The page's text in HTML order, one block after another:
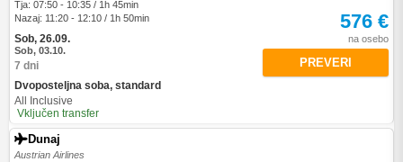
Tja: 07:50 - 10:35 / 1h 45min
Nazaj: 11:20 - 12:10 / 1h 50min
Sob, 26.09.
Sob, 03.10.
7 dni
Dvoposteljna soba, standard
All Inclusive
Vključen transfer
576 €
na osebo
PREVERI
Dunaj
Austrian Airlines